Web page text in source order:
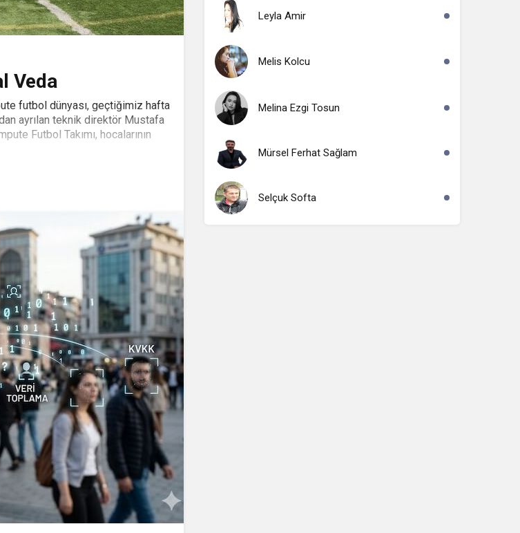
Veda
futbol dünyası, geçtiğimiz hafta
ayrılan teknik direktör Mustafa
Futbol Takımı, hocalarının
Leyla Amir
Melis Kolcu
Melina Ezgi Tosun
Mürsel Ferhat Sağlam
Selçuk Softa